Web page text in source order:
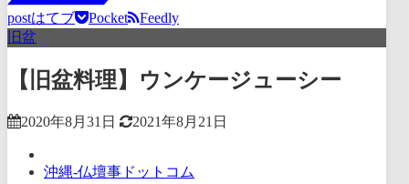
postはてブ Pocket
Feedly
旧盆
【旧盆料理】ウンケージューシー
2020年8月31日 2021年8月21日
沖縄-仏壇事ドットコム